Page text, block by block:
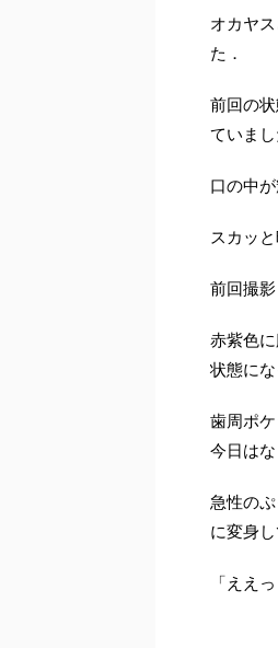
オカヤ
た．
前回の
ていまし
口の中
スカッ
前回撮
赤紫色
状態にな
歯周ポ
今日は
急性の
に変身
「ええ